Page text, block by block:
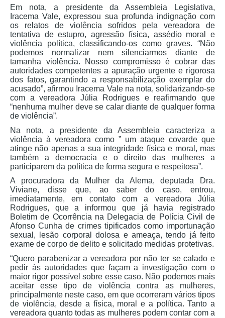
Em nota, a presidente da Assembleia Legislativa,
Iracema Vale, expressou sua profunda indignação com
os relatos de violência sofridos pela vereadora de
tentativa de estupro, agressão física, assédio moral e
violência política, classificando-os como graves. “Não
podemos normalizar nem silenciarmos diante de
tamanha violência. Nosso compromisso é cobrar das
autoridades competentes a apuração urgente e rigorosa
dos fatos, garantindo a responsabilização exemplar do
acusado”, afirmou Iracema Vale na nota, solidarizando-se
com a vereadora Júlia Rodrigues e reafirmando que
“nenhuma mulher deve se calar diante de qualquer forma
de violência”.
Na nota, a presidente da Assembleia caracteriza a
violência à vereadora como ” um ataque covarde que
atinge não apenas a sua integridade física e moral, mas
também a democracia e o direito das mulheres a
participarem da política de forma segura e respeitosa”.
A procuradora da Mulher da Alema, deputada Dra.
Viviane, disse que, ao saber do caso, entrou,
imediatamente, em contato com a vereadora Júlia
Rodrigues, que a informou que já havia registrado
Boletim de Ocorrência na Delegacia de Polícia Civil de
Afonso Cunha de crimes tipificados como importunação
sexual, lesão corporal dolosa e ameaça, tendo já feito
exame de corpo de delito e solicitado medidas protetivas.
“Quero parabenizar a vereadora por não ter se calado e
pedir às autoridades que façam a investigação com o
maior rigor possível sobre esse caso. Não podemos mais
aceitar esse tipo de violência contra as mulheres,
principalmente neste caso, em que ocorreram vários tipos
de violência, desde a física, moral e a política. Tanto a
vereadora quanto todas as mulheres podem contar com a